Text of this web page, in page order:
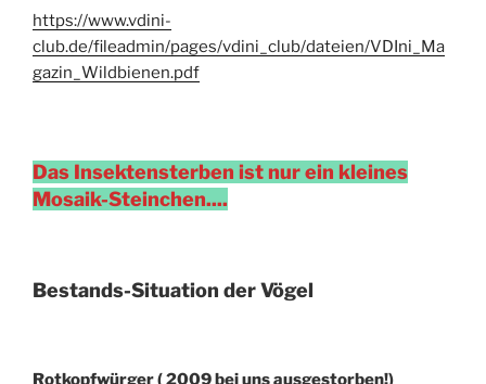
https://www.vdini-
club.de/fileadmin/pages/vdini_club/dateien/VDIni_Ma
gazin_Wildbienen.pdf
Das Insektensterben ist nur ein kleines
Mosaik-Steinchen....
Bestands-Situation der Vögel
Rotkopfwürger ( 2009 bei uns ausgestorben!)